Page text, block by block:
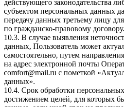
действующего законодательства
субъектом персональных данных
передачу данных третьему лицу
по гражданско-правовому договору.
10.3. В случае выявления
данных, Пользователь может
самостоятельно, путем
на адрес электронной почты
comfort@mail.ru с пометкой
данных».
10.4. Срок обработки
достижением целей, для которых